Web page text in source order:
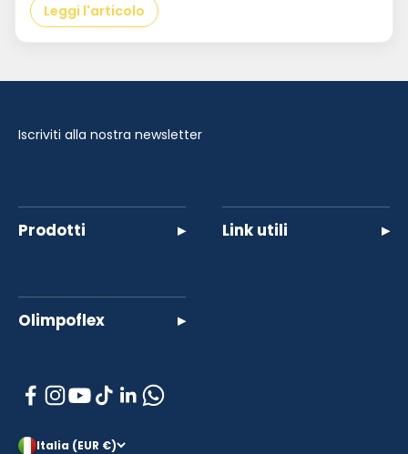
Leggi l'articolo
Iscriviti alla nostra newsletter
Prodotti ▸ Link utili ▸
Olimpoflex ▸
Italia (EUR €)